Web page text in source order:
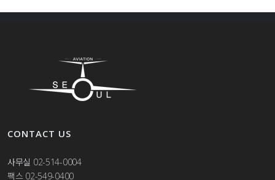
CONTACT US
사무실 02-514-0004
팩스 02-549-0400